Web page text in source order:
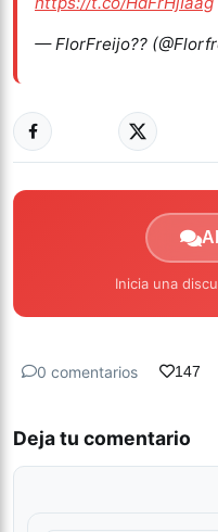
— FlorFreijo??
Inicia una
0 comentarios 147
Deja tu comentario